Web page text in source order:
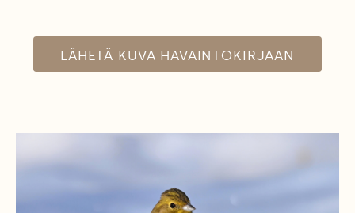
LÄHETÄ KUVA HAVAINTOKIRJAAN